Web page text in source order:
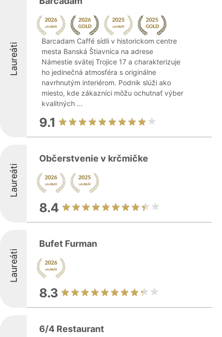
Laureáti
Barcadam Caffé sídli v historickom centre
mesta Banská Štiavnica na adrese
Námestie svätej Trojice 17 a charakterizuje
ho jedinečná atmosféra s originálne
navrhnutým interiérom. Podnik slúži ako
miesto, kde zákazníci môžu ochutnať výber
kvalitných ...
9.1
Laureáti
Občerstvenie v krčmičke
8.4
Laureáti
Bufet Furman
8.3
6/4 Restaurant